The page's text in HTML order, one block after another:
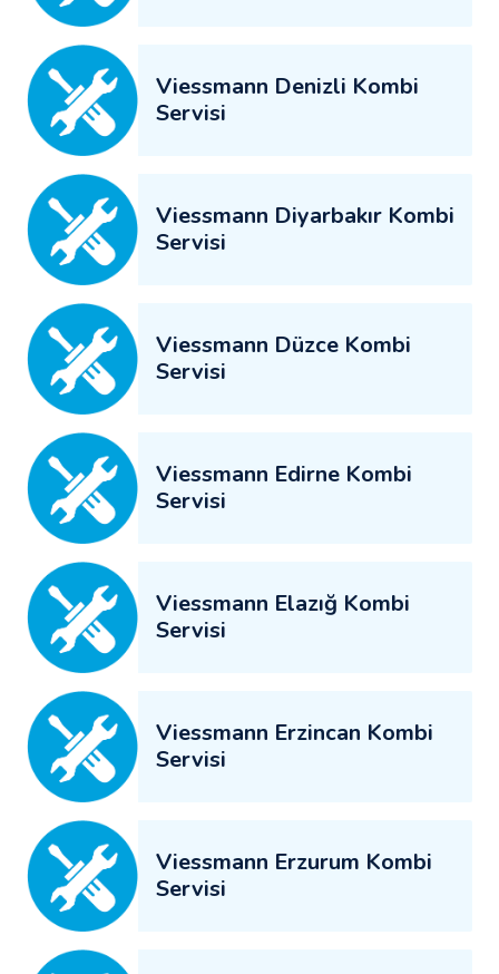
Viessmann Denizli Kombi
Servisi
Viessmann Diyarbakır Kombi
Servisi
Viessmann Düzce Kombi
Servisi
Viessmann Edirne Kombi
Servisi
Viessmann Elazığ Kombi
Servisi
Viessmann Erzincan Kombi
Servisi
Viessmann Erzurum Kombi
Servisi